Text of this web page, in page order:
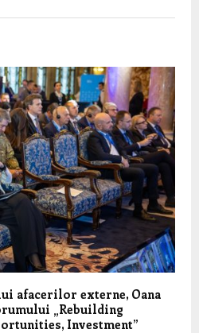
afacerilor externe, Oana
„Rebuilding
Investment”